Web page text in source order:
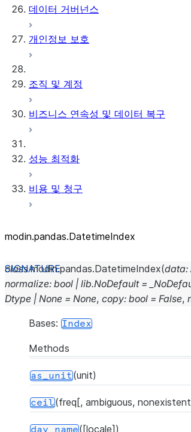
데이터 거버넌스
개인정보 보호
조직 및 계정
비즈니스 연속성 및 데이터 복구
성능 최적화
비용 및 청구
modin.pandas.DatetimeIndex
class modin.pandas.DatetimeIndex(data:
normalize: bool | lib.NoDefault =
Dtype | None = None, copy: bool = False,
Bases: Index
Methods
as_unit(unit)
ceil(freq[, ambiguous,
day_name([locale])